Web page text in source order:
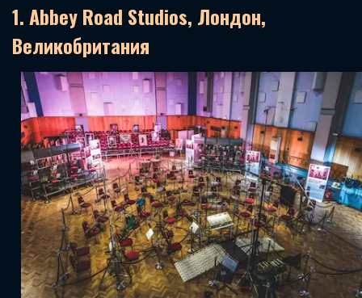
1. Abbey Road Studios, Лондон,
Великобритания